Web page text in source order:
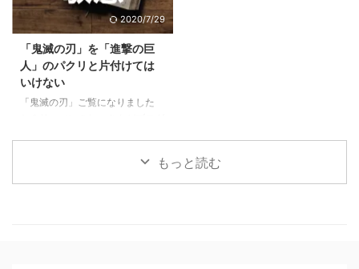
研修を受けていない＝あなたの期
待値が下がっている1.2 仕事の内
ずっとそれをやっていてくれ1.3
気にかけてくれる上役、上司がい
ない＝上がるエンジンがない2 そ
んな自分がこんな傾向に陥ってい
2020/7/29
「鬼滅の刃」を「進撃の巨
人」のパクリと片付けては
いけない
「鬼滅の刃」ご覧になりました
はそんなことない、作者にとても
敬意を表したく。稚拙ながら僕な
もっと読む